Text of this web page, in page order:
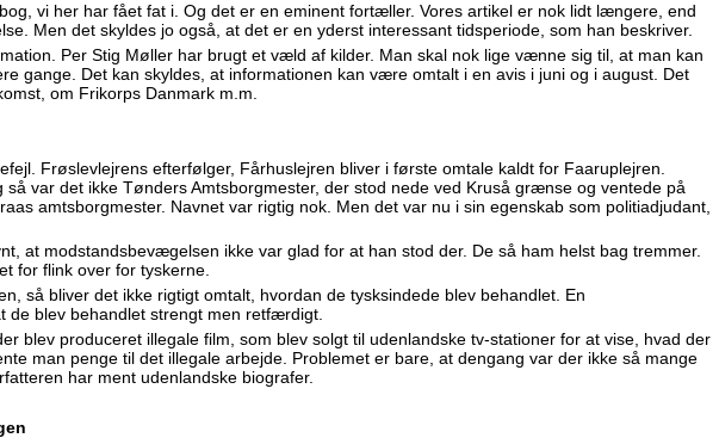
vi her har fået fat i. Og det er en eminent fortæller. Vores artikel er nok lidt længere, end
Men det skyldes jo også, at det er en yderst interessant tidsperiode, som han beskriver.
Per Stig Møller har brugt et væld af kilder. Man skal nok lige vænne sig til, at man kan
gange. Det kan skyldes, at informationen kan være omtalt i en avis i juni og i august. Det
om Frikorps Danmark m.m.
Frøslevlejrens efterfølger, Fårhuslejren bliver i første omtale kaldt for Faaruplejren.
så var det ikke Tønders Amtsborgmester, der stod nede ved Kruså grænse og ventede på
amtsborgmester. Navnet var rigtig nok. Men det var nu i sin egenskab som politiadjudant,
at modstandsbevægelsen ikke var glad for at han stod der. De så ham helst bag tremmer.
for flink over for tyskerne.
så bliver det ikke rigtigt omtalt, hvordan de tysksindede blev behandlet. En
de blev behandlet strengt men retfærdigt.
blev produceret illegale film, som blev solgt til udenlandske tv-stationer for at vise, hvad der
man penge til det illegale arbejde. Problemet er bare, at dengang var der ikke så mange
har ment udenlandske biografer.